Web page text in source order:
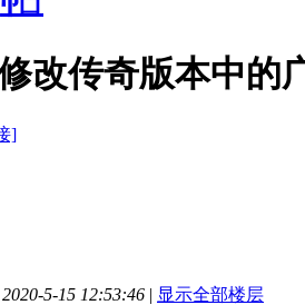
改传奇版本中的
]
5-15 12:53:46 | 显示全部楼层